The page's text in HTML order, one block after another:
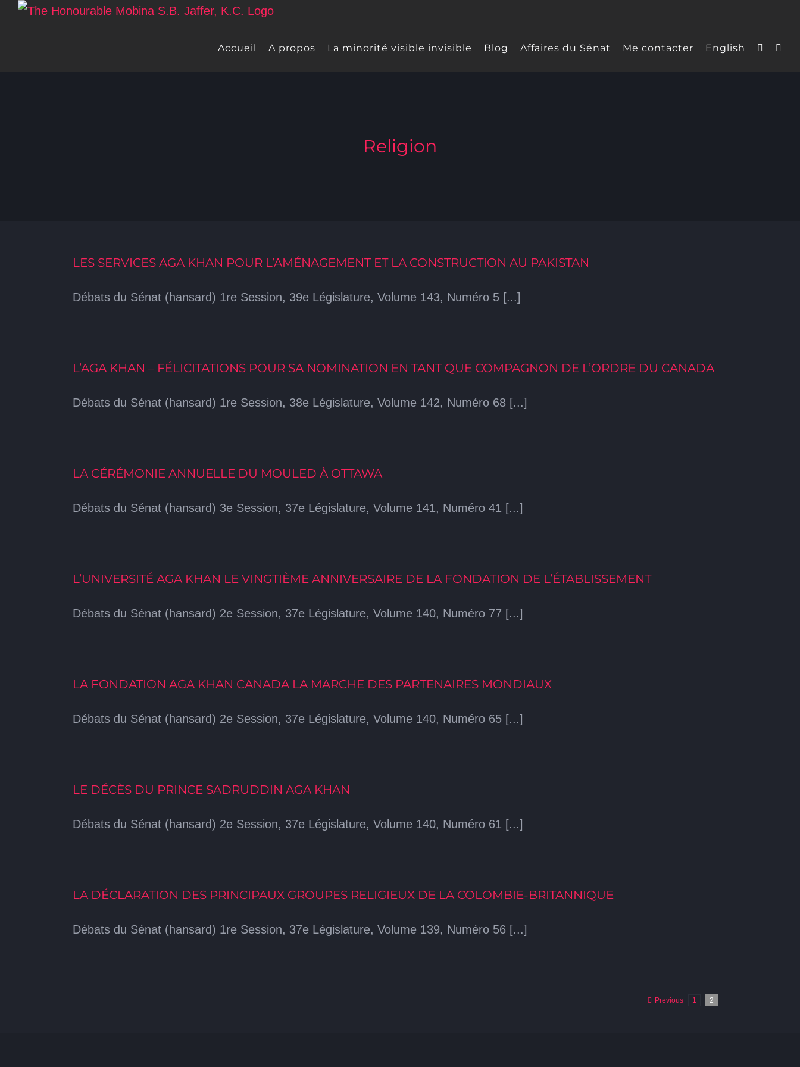
Skip
Accueil A propos La minorité visible invisible Blog Affaires du Sénat Me contacter English
Religion
LES SERVICES AGA KHAN POUR L’AMÉNAGEMENT ET LA CONSTRUCTION AU PAKISTAN
Débats du Sénat (hansard) 1re Session, 39e Législature, Volume 143, Numéro 5 [...]
L’AGA KHAN – FÉLICITATIONS POUR SA NOMINATION EN TANT QUE COMPAGNON DE L’ORDRE DU CANADA
Débats du Sénat (hansard) 1re Session, 38e Législature, Volume 142, Numéro 68 [...]
LA CÉRÉMONIE ANNUELLE DU MOULED À OTTAWA
Débats du Sénat (hansard) 3e Session, 37e Législature, Volume 141, Numéro 41 [...]
L’UNIVERSITÉ AGA KHAN LE VINGTIÈME ANNIVERSAIRE DE LA FONDATION DE L’ÉTABLISSEMENT
Débats du Sénat (hansard) 2e Session, 37e Législature, Volume 140, Numéro 77 [...]
LA FONDATION AGA KHAN CANADA LA MARCHE DES PARTENAIRES MONDIAUX
Débats du Sénat (hansard) 2e Session, 37e Législature, Volume 140, Numéro 65 [...]
LE DÉCÈS DU PRINCE SADRUDDIN AGA KHAN
Débats du Sénat (hansard) 2e Session, 37e Législature, Volume 140, Numéro 61 [...]
LA DÉCLARATION DES PRINCIPAUX GROUPES RELIGIEUX DE LA COLOMBIE-BRITANNIQUE
Débats du Sénat (hansard) 1re Session, 37e Législature, Volume 139, Numéro 56 [...]
Previous 1 2